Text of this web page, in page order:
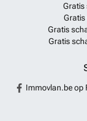
Gratis
Gratis
Gratis
Gratis
Immovlan.be op